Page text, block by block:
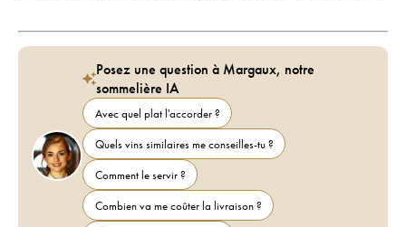
Posez une question à Margaux, notre
sommelière IA
Avec quel plat l'accorder ?
Quels vins similaires me conseilles-tu ?
Comment le servir ?
Combien va me coûter la livraison ?